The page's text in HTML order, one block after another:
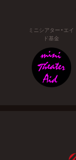
ミニシアター・エイ
ド基金